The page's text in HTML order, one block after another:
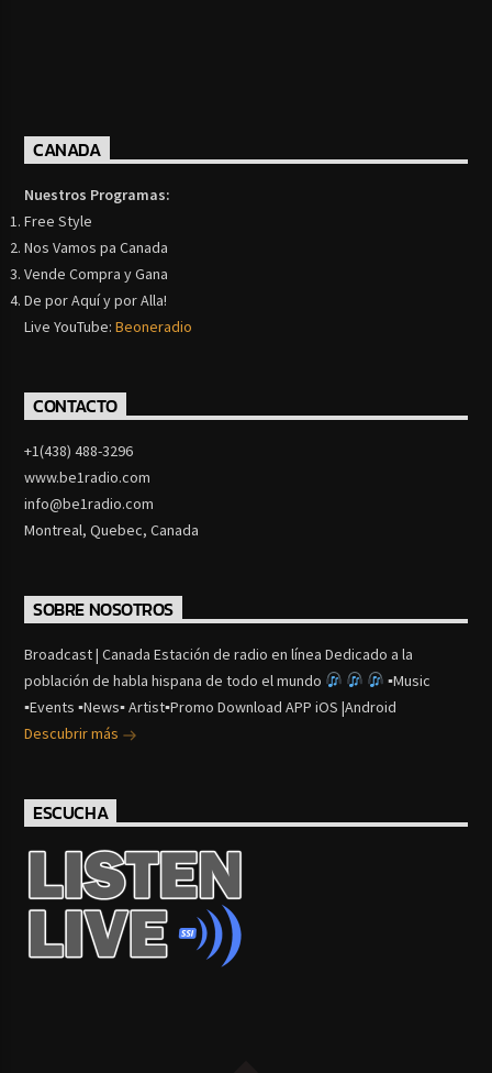
CANADA
Nuestros Programas:
Free Style
Nos Vamos pa Canada
Vende Compra y Gana
De por Aquí y por Alla!
Live YouTube:Beoneradio
CONTACTO
+1(438) 488-3296
www.be1radio.com
info@be1radio.com
Montreal, Quebec, Canada
SOBRE NOSOTROS
Broadcast | Canada Estación de radio en línea Dedicado a la
población de habla hispana de todo el mundo
▪Music
▪Events ▪News▪ Artist▪Promo Download APP iOS |Android
Descubrir más
ESCUCHA